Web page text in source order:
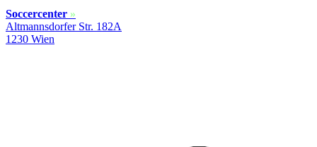
Soccercenter »
Altmannsdorfer Str. 182A
1230 Wien